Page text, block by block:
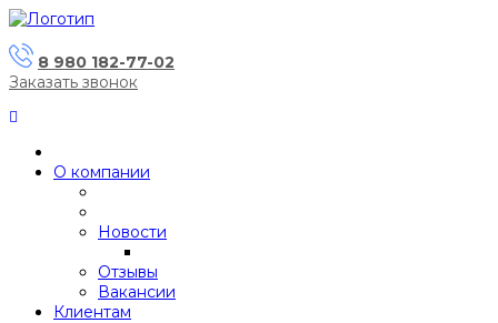
8 980 182-77-02
Заказать звонок
О компании
Новости
Отзывы
Вакансии
Клиентам